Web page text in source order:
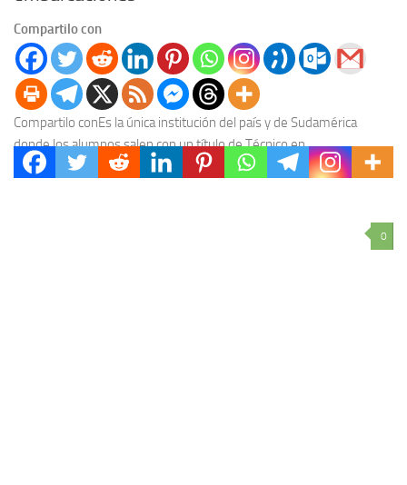
Compartilo con
Compartilo conEs la única institución del país y de Sudamérica
donde los alumnos salen con un título de Técnico en
Construcciones Navales. La provincia de...
0